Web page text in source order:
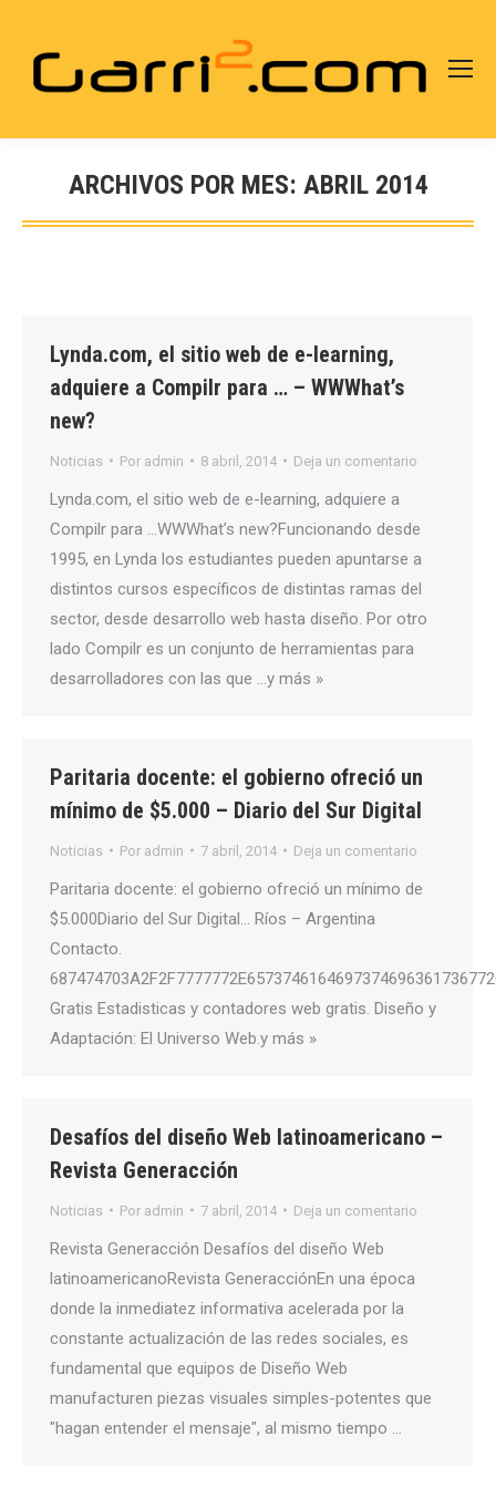
ARCHIVOS POR MES: ABRIL 2014
Estás aquí:
Lynda.com, el sitio web de e-learning,
adquiere a Compilr para … – WWWhat’s
new?
Noticias Por admin 8 abril, 2014 Deja un comentario
Lynda.com, el sitio web de e-learning, adquiere a
Compilr para …WWWhat’s new?Funcionando desde
1995, en Lynda los estudiantes pueden apuntarse a
distintos cursos específicos de distintas ramas del
sector, desde desarrollo web hasta diseño. Por otro
lado Compilr es un conjunto de herramientas para
desarrolladores con las que …y más »
Paritaria docente: el gobierno ofreció un
mínimo de $5.000 – Diario del Sur Digital
Noticias Por admin 7 abril, 2014 Deja un comentario
Paritaria docente: el gobierno ofreció un mínimo de
$5.000Diario del Sur Digital… Ríos – Argentina
Contacto.
Gratis Estadisticas y contadores web gratis. Diseño y
Adaptación: El Universo Web.y más »
Desafíos del diseño Web latinoamericano –
Revista Generacción
Noticias Por admin 7 abril, 2014 Deja un comentario
Revista Generacción Desafíos del diseño Web
latinoamericanoRevista GeneracciónEn una época
donde la inmediatez informativa acelerada por la
constante actualización de las redes sociales, es
fundamental que equipos de Diseño Web
manufacturen piezas visuales simples-potentes que
"hagan entender el mensaje", al mismo tiempo …